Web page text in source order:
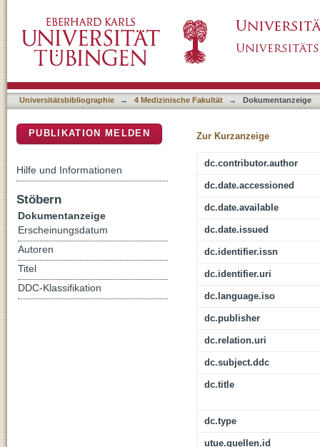
Universitätsbibliographie → 4 Medizinische Fakultät → Dokumentanzeige
Zur Kurzanzeige
dc.contributor.author
dc.date.accessioned
dc.date.available
dc.date.issued
dc.identifier.issn
dc.identifier.uri
dc.language.iso
dc.publisher
dc.relation.uri
dc.subject.ddc
dc.title
dc.type
utue.quellen.id
PUBLIKATION MELDEN
Hilfe und Informationen
Stöbern
Dokumentanzeige
Erscheinungsdatum
Autoren
Titel
DDC-Klassifikation